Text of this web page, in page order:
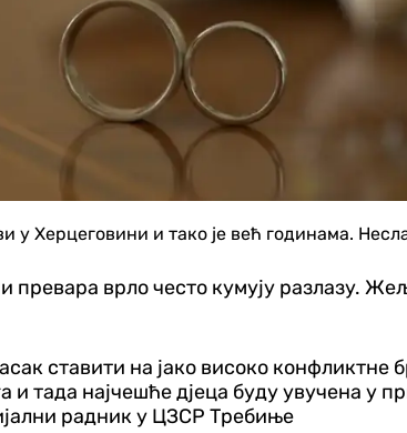
у Херцеговини и тако је већ годинама.
превара врло често кумују разлазу.
ставити на јако високо
и тада најчешће дјеца буду увучена у
радник у ЦЗСР Требиње